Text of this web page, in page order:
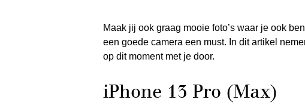
Maak jij ook graag mooie foto’s waar je ook
een goede camera een must. In dit artikel
op dit moment met je door.
iPhone 13 Pro (Max)